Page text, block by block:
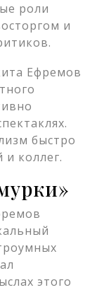
роли
и
Ефремов
быстро
коллег.
этого